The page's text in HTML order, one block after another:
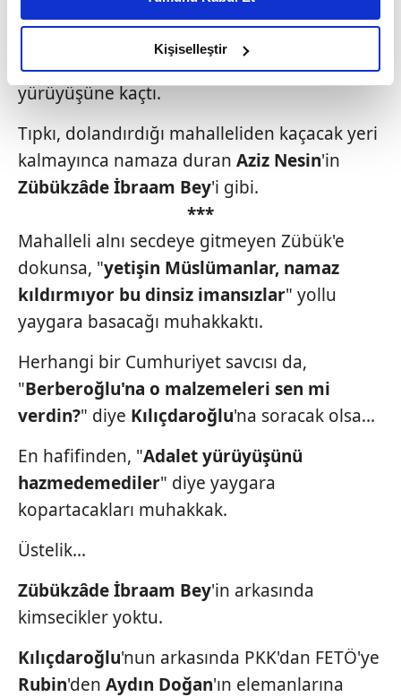
daha iyi reklam deneyimi yaşatabiliriz. Bunu yaparken
amacımızın size daha iyi bir reklam deneyimi sunmak
olduğunu ve sizlere en iyi içerikleri sunabilmek adına
elimizden gelen çabayı gösterdiğimizi ve bu noktada,
reklamların maliyetlerimizi karşılamak noktasında tek gelir
Her halükârda, kullanıcılar, bu çerezlere izin vermedikleri
takdirde, kullanıcılara hedefli reklamlar
gösterilmeyecektir."
Sizlere daha iyi bir hizmet sunabilmek için İnternet
Sitemizde kendimize ve üçüncü kişilere ait çerezler
kullanılmaktadır. Bu çerezler vasıtasıyla çeşitli kişisel
verileriniz işlenmekte olup gerekli olan çerezler bilgi
toplumu hizmetlerinin sunulması amacıyla
kılınması ve kişiselleştirilmesi ve sizlere yönelik
reklam/pazarlama faaliyetlerinin yapılması, amaçlarıyla
sınırlı olarak açık rızanız dahilinde kullanılacaktır.
Çerezlere ilişkin tercihlerinizi aşağıda yer alan panel
vasıtasıyla belirleyebilirsiniz. Çerezlere ilişkin detaylı bilgi
için Ayarlar butonuna tıklayabilir,
Çerez Bilgilendirme
Metnimiziziyaret edebilirsiniz.
hazırlanmış Aydınlatma Metnimizi okumak ve sitemizde
ilgili mevzuata uygun olarak kullanılan çerezlerle ilgili bilgi
almak için lütfen tıklayınız
Kişiselleştir
Soramadı.
Belki de Kılıçdaroğlu bunun için "adalet"
yürüyüşüne kaçtı.
Tıpkı, dolandırdığı mahalleliden kaçacak yeri
kalmayınca namaza duran Aziz Nesin'in
Zübükzâde İbraam Bey'i gibi.
***
Mahalleli alnı secdeye gitmeyen Zübük'e
dokunsa, "yetişin Müslümanlar, namaz
kıldırmıyor bu dinsiz imansızlar" yollu
yaygara basacağı muhakkaktı.
Herhangi bir Cumhuriyet savcısı da,
"Berberoğlu'na o malzemeleri sen mi
verdin?" diye Kılıçdaroğlu'na soracak olsa...
En hafifinden, "Adaletyürüyüşünü
hazmedemediler" diye yaygara
kopartacakları muhakkak.
Üstelik...
Zübükzâde İbraam Bey'in arkasında
kimsecikler yoktu.
Kılıçdaroğlu'nun arkasında PKK'dan FETÖ'ye
Rubin'den Aydın Doğan'ın elemanlarına